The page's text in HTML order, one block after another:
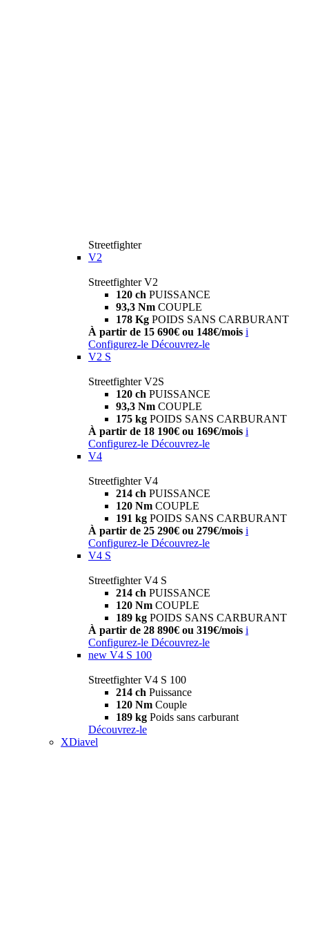
Streetfighter
V2
Streetfighter V2
120 ch PUISSANCE
93,3 Nm COUPLE
178 Kg POIDS SANS CARBURANT
À partir de 15 690€ ou 148€/mois i
Configurez-le Découvrez-le
V2 S
Streetfighter V2S
120 ch PUISSANCE
93,3 Nm COUPLE
175 kg POIDS SANS CARBURANT
À partir de 18 190€ ou 169€/mois i
Configurez-le Découvrez-le
V4
Streetfighter V4
214 ch PUISSANCE
120 Nm COUPLE
191 kg POIDS SANS CARBURANT
À partir de 25 290€ ou 279€/mois i
Configurez-le Découvrez-le
V4 S
Streetfighter V4 S
214 ch PUISSANCE
120 Nm COUPLE
189 kg POIDS SANS CARBURANT
À partir de 28 890€ ou 319€/mois i
Configurez-le Découvrez-le
new V4 S 100
Streetfighter V4 S 100
214 ch Puissance
120 Nm Couple
189 kg Poids sans carburant
Découvrez-le
XDiavel